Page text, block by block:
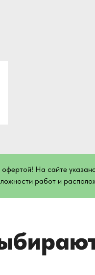
На сайте
работ и
напрямую,
и расходники